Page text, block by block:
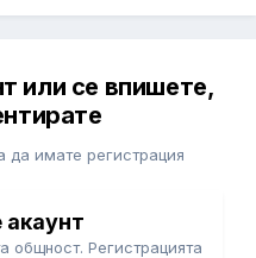
или се впишете,
да имате регистрация
общност. Регистрацията